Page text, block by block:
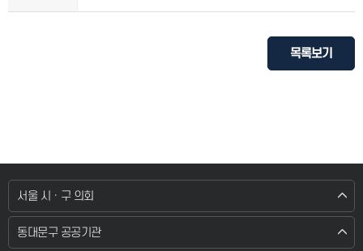
목록보기
서울 시 · 구 의회
동대문구 공공기관